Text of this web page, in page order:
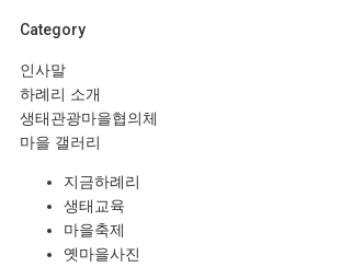
Category
인사말
하례리 소개
생태관광마을협의체
마을 갤러리
지금하례리
생태교육
마을축제
옛마을사진